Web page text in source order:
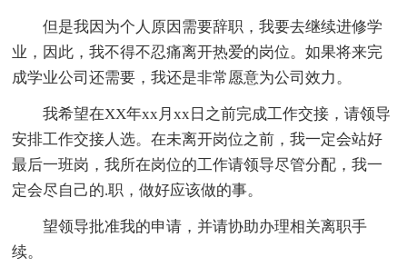
但是我因为个人原因需要辞职，我要去继续进修学
业，因此，我不得不忍痛离开热爱的岗位。如果将来完
成学业公司还需要，我还是非常愿意为公司效力。
我希望在XX年xx月xx日之前完成工作交接，请领导
安排工作交接人选。在未离开岗位之前，我一定会站好
最后一班岗，我所在岗位的工作请领导尽管分配，我一
定会尽自己的.职，做好应该做的事。
望领导批准我的申请，并请协助办理相关离职手
续。